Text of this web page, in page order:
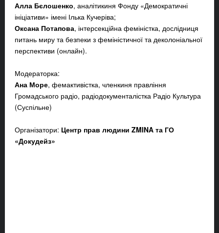
Алла Бєлошенко, аналітикиня Фонду «Демократичні
ініціативи» імені Ілька Кучеріва;
Оксана Потапова, інтерсекційна феміністка, дослідниця
питань миру та безпеки з феміністичної та деколоніальної
перспективи (онлайн).
Модераторка:
Ана Море, фемактивістка, членкиня правління
Громадського радіо, радіодокументалістка Радіо Культура
(Суспільне)
Організатори: Центр прав людини ZMINA та ГО
«Докудейз»